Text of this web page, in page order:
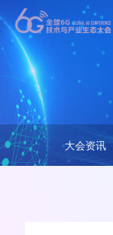
大会资讯